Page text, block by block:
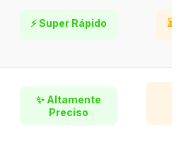
⚡ Super Rápido ⏳
✨ Altamente
Preciso